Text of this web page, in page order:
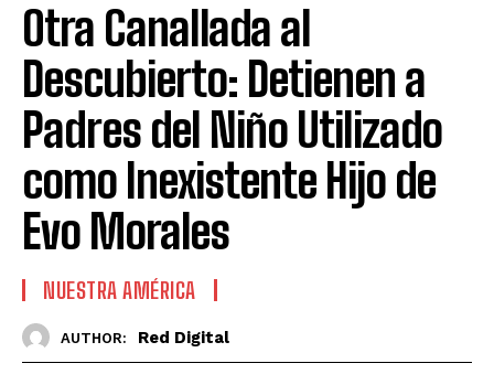
Otra Canallada al
Descubierto: Detienen a
Padres del Niño Utilizado
como Inexistente Hijo de
Evo Morales
NUESTRA AMÉRICA
AUTHOR: Red Digital